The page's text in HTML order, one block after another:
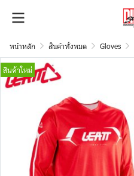
หน้าหลัก สินค้าทั้งหมด Gloves
สินค้าใหม่